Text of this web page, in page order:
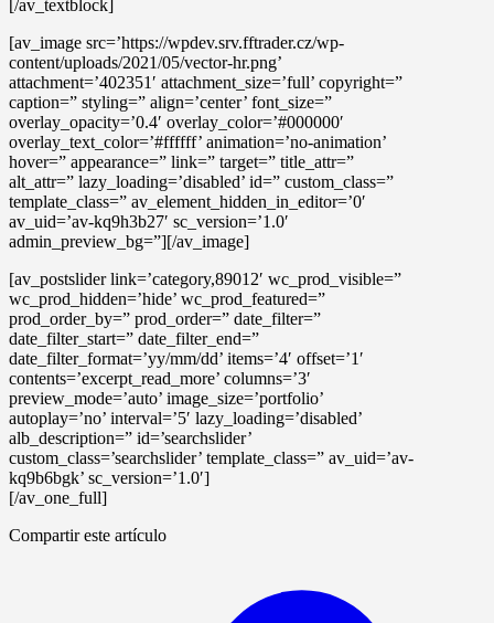
[/av_textblock]
[av_image src=’https://wpdev.srv.fftrader.cz/wp-
content/uploads/2021/05/vector-hr.png’
attachment=’402351′ attachment_size=’full’ copyright=”
caption=” styling=” align=’center’ font_size=”
overlay_opacity=’0.4′ overlay_color=’#000000′
overlay_text_color=’#ffffff’ animation=’no-animation’
hover=” appearance=” link=” target=” title_attr=”
alt_attr=” lazy_loading=’disabled’ id=” custom_class=”
template_class=” av_element_hidden_in_editor=’0′
av_uid=’av-kq9h3b27′ sc_version=’1.0′
admin_preview_bg=”][/av_image]
[av_postslider link=’category,89012′ wc_prod_visible=”
wc_prod_hidden=’hide’ wc_prod_featured=”
prod_order_by=” prod_order=” date_filter=”
date_filter_start=” date_filter_end=”
date_filter_format=’yy/mm/dd’ items=’4′ offset=’1′
contents=’excerpt_read_more’ columns=’3′
preview_mode=’auto’ image_size=’portfolio’
autoplay=’no’ interval=’5′ lazy_loading=’disabled’
alb_description=” id=’searchslider’
custom_class=’searchslider’ template_class=” av_uid=’av-
kq9b6bgk’ sc_version=’1.0′]
[/av_one_full]
Compartir este artículo